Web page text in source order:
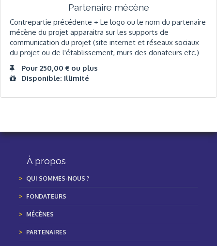
Partenaire mécène
Contrepartie précédente + Le logo ou le nom du partenaire
mécène du projet apparaitra sur les supports de
communication du projet (site internet et réseaux sociaux
du projet ou de l'établissement, murs des donateurs etc.)
Pour 250,00 € ou plus
Disponible: Illimité
À propos
QUI SOMMES-NOUS ?
FONDATEURS
MÉCÈNES
PARTENAIRES